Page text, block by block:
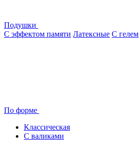
Подушки
С эффектом памяти Латексные С гелем
По форме
Классическая
С валиками